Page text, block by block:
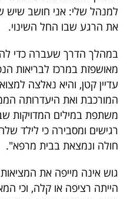
פודקאסט
UNDER
40
שיתופי
פעולה
למנהל שלי: אני חושב שיש
את הרגע שבו החל השינוי.
במהלך הדרך שעברה כדי
מאושפזת במרכז לבריאות
עדיין קטן, והיא נאלצה
המורכבת ואת היעדרותה
משתפת במילים המדויקות
רגישים ומסבירה כי לילד
חולה ונמצאת בבית מרפא".
גוש אינה מייפה את
הייתה רציפה או קלה, וכי